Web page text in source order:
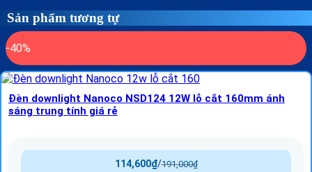
Sản phẩm tương tự
-40%
Đèn downlight Nanoco NSD124 12W lỗ cắt 160mm ánh
sáng trung tính giá rẻ
191,000₫
/
114,600₫